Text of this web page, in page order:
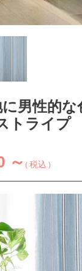
男性的
トライプ
～ 税込
丈／